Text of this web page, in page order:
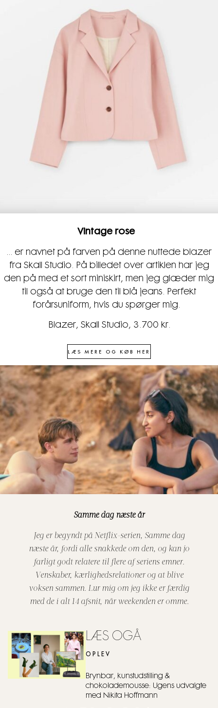
Vintage rose
... er navnet på farven på denne nuttede blazer
fra Skall Studio. På billedet over artiklen har jeg
den på med et sort miniskirt, men jeg glæder mig
til også at bruge den til blå jeans. Perfekt
forårsuniform, hvis du spørger mig.
Blazer, Skall Studio, 3.700 kr.
LÆS MERE OG KØB HER
Samme dag næste år
Jeg er begyndt på Netflix-serien, Samme dag
næste år, fordi alle snakkede om den, og kan jo
farligt godt relatere til flere af seriens emner.
Venskaber, kærlighedsrelationer og at blive
voksen sammen. Lur mig om jeg ikke er færdig
med de i alt 14 afsnit, når weekenden er omme.
LÆS OGÅ
OPLEV
Brynbar, kunstudstilling &
chokolademousse: Ugens udvalgte
med Nikita Hoffmann